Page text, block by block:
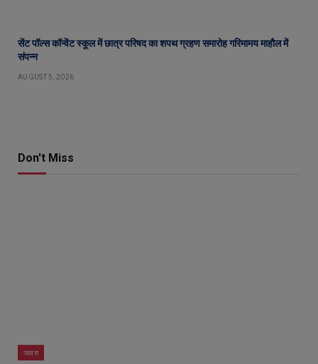
सेंट पॉल्स कॉन्वेंट स्कूल में छात्र परिषद का शपथ ग्रहण समारोह गरिमामय माहौल में
संपन्न
AUGUST 5, 2026
Don't Miss
जावरा